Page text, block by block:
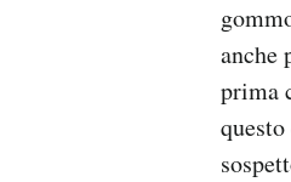
anche
prima